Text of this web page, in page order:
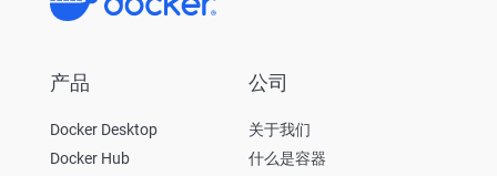
产品
Docker Desktop
Docker Hub
公司
关于我们
什么是容器